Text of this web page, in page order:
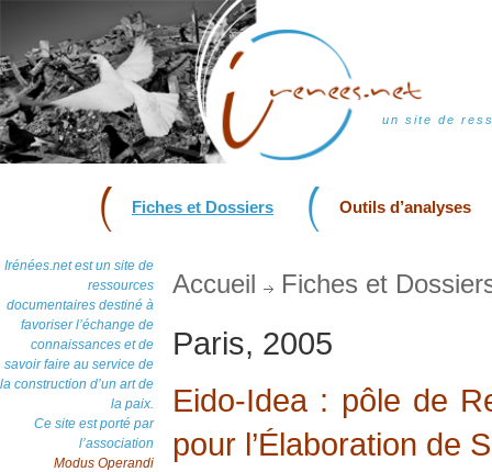
un site de
Fiches et Dossiers Outils d’analyses
Irénées.net est un site de
ressources
documentaires destiné à
favoriser l’échange de
connaissances et de
savoir faire au service de
la construction d’un art de
la paix.
Ce site est porté par
l’association
Modus Operandi
Accueil Fiches et
Paris, 2005
Eido-Idea : pôle de
pour l’Élaboration de